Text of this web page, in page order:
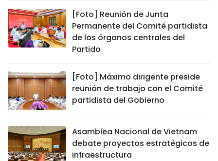
[Foto] Reunión de Junta
Permanente del Comité partidista
de los órganos centrales del
Partido
[Foto] Máximo dirigente preside
reunión de trabajo con el Comité
partidista del Gobierno
Asamblea Nacional de Vietnam
debate proyectos estratégicos de
infraestructura